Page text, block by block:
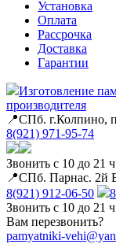
Установка
Оплата
Рассрочка
Доставка
Гарантии
Изготовление
производителя
📍СПб. г.Колпино,
8(921) 971-95-74
Звонить с 10 до 21
📍СПб. Парнас. 2й
8(921) 912-06-50
Звонить с 10 до 21
Вам перезвонить?
pamyatniki-